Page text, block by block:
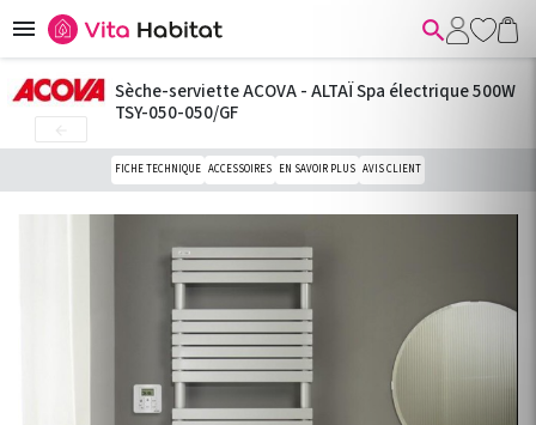
 
Sèche-serviette ACOVA - ALTAÏ Spa électrique 500W
TSY-050-050/GF
FICHE TECHNIQUE ACCESSOIRES EN SAVOIR PLUS AVIS CLIENT